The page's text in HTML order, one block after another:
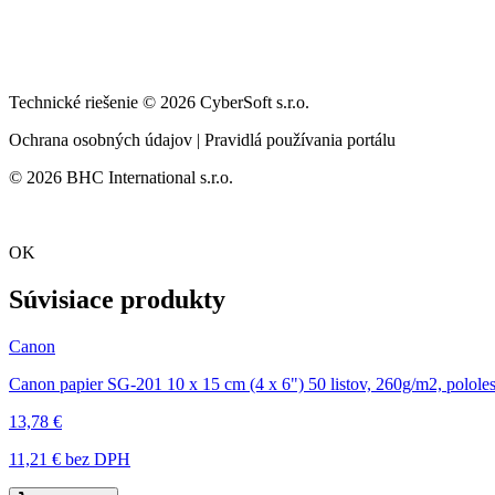
Technické riešenie © 2026 CyberSoft s.r.o.
Ochrana osobných údajov | Pravidlá používania portálu
© 2026 BHC International s.r.o.
OK
Súvisiace produkty
Canon
Canon papier SG-201 10 x 15 cm (4 x 6") 50 listov, 260g/m2,
13,78 €
11,21 € bez DPH